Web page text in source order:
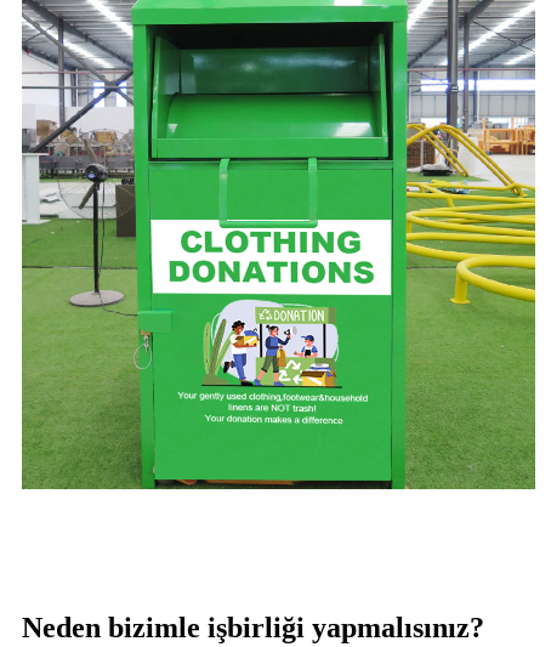
Neden bizimle işbirliği yapmalısınız?